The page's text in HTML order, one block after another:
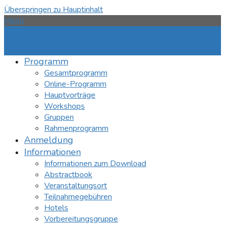
Überspringen zu Hauptinhalt
Menü
Programm
Gesamtprogramm
Online-Programm
Hauptvorträge
Workshops
Gruppen
Rahmenprogramm
Anmeldung
Informationen
Informationen zum Download
Abstractbook
Veranstaltungsort
Teilnahmegebühren
Hotels
Vorbereitungsgruppe